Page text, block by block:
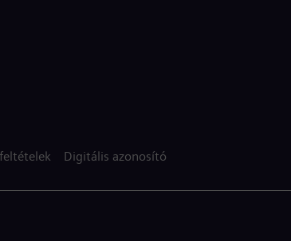
Digitális azonosító